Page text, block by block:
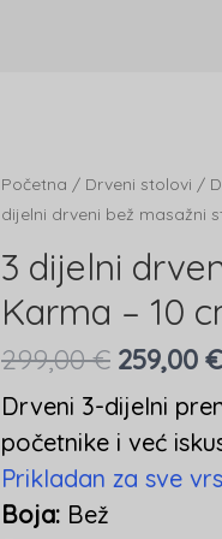
Početna / Drveni stolovi /
dijelni drveni bež masažni
3 dijelni
Karma – 10
299,00€ 259,00 €
Drveni 3-dijelni
početnike i već
Prikladan za sve
Boja: Bež